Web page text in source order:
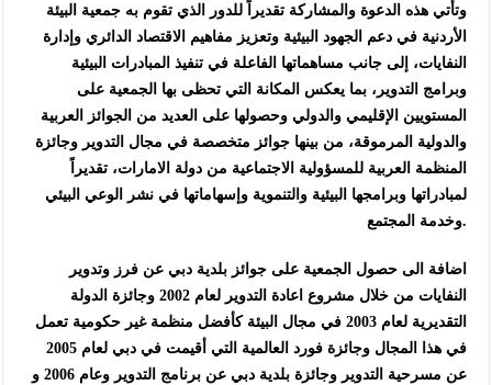
وتأتي هذه الدعوة والمشاركة تقديراً للدور الذي تقوم به جمعية البيئة
الأردنية في دعم الجهود البيئية وتعزيز مفاهيم الاقتصاد الدائري وإدارة
النفايات، إلى جانب مساهماتها الفاعلة في تنفيذ المبادرات البيئية
وبرامج التدوير، بما يعكس المكانة التي تحظى بها الجمعية على
المستويين الإقليمي والدولي وحصولها على العديد من الجوائز العربية
والدولية المرموقة، من بينها جوائز متخصصة في مجال التدوير وجائزة
المنظمة العربية للمسؤولية الاجتماعية من دولة الامارات، تقديراً
لمبادراتها وبرامجها البيئية والتنموية وإسهاماتها في نشر الوعي البيئي
وخدمة المجتمع.
اضافة الى حصول الجمعية على جوائز بلدية دبي عن فرز وتدوير
النفايات من خلال مشروع اعادة التدوير لعام 2002 وجائزة الدولة
التقديرية لعام 2003 في مجال البيئة كأفضل منظمة غير حكومية تعمل
في هذا المجال وجائزة فورد العالمية التي أقيمت في دبي لعام 2005
عن مسرحية التدوير وجائزة بلدية دبي عن برنامج التدوير وعام 2006 و